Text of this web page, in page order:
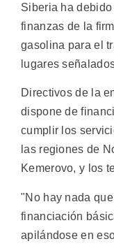
Siberia ha
finanzas de la
gasolina para el
lugares
Directivos de la
dispone de
cumplir los
las regiones de
Kemerovo, y los
"No hay nada
financiación
apilándose en